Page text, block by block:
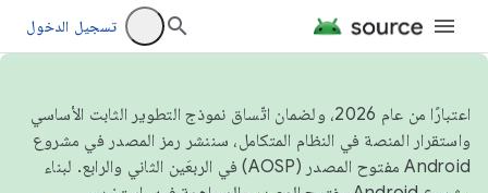
تسجيل الدخول
اعتبارًا من عام 2026، ولضمان اتّساق نموذج التطوير الثابت الأساسي
واستقرار المنصة في النظام المتكامل، سننشر رمز المصدر في مشروع
Android مفتوح المصدر (AOSP) في الربعَين الثاني والرابع. لبناء